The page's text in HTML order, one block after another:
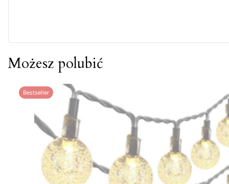
Możesz polubić
Bestseller